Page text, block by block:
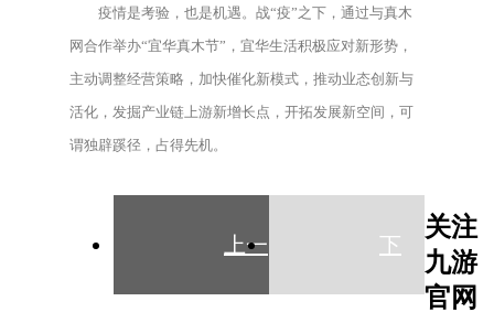
疫情是考验，也是机遇。战“疫”之下，通过与真木
网合作举办“宜华真木节”，宜华生活积极应对新形势，
主动调整经营策略，加快催化新模式，推动业态创新与
活化，发掘产业链上游新增长点，开拓发展新空间，可
谓独辟蹊径，占得先机。
上一 下
关注
九游
官网